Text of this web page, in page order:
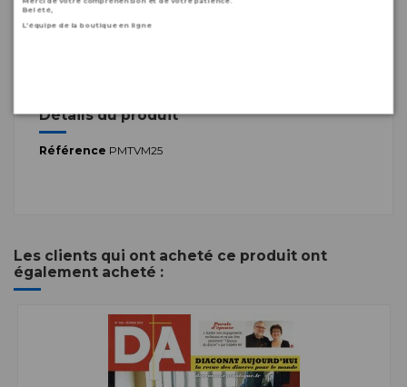
- LOT DE 25 EXEMPLAIRES -
Petite anthologie de textes spirituels et de prières sur le
Détails du produit
Référence PMTVM25
Les clients qui ont acheté ce produit ont
également acheté :
Bel été,
L’équipe de la boutique en ligne